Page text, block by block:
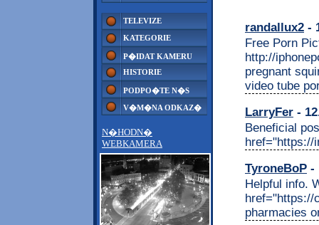
TELEVIZE
KATEGORIE
P�IDAT KAMERU
HISTORIE
PODPO�TE N�S
V�M�NA ODKAZ�
N�HODN�
WEBKAMERA
randallux2 -
Free Porn
http://
pregnant
video tube
LarryFer -
Beneficial
href="https://
TyroneBoP -
Helpful info.
href="https://
pharmacies